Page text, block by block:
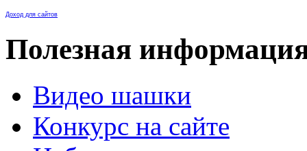
Доход для сайтов
Полезная
Видео шашки
Конкурс на сайте